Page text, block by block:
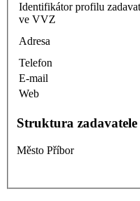
Identifikátor profilu
ve VVZ
Adresa
Telefon
E-mail
Web
Struktura zadavatele
Město Příbor